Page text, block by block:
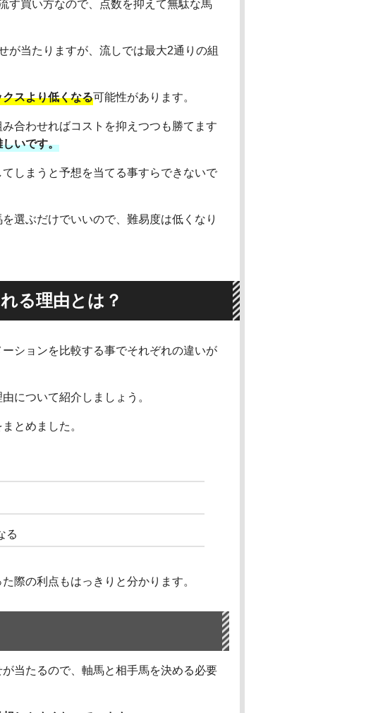
す買い方なので、点数を抑えて無駄な馬
が当たりますが、流しでは最大2通りの組
スより低くなる可能性があります。
合わせればコストを抑えつつも勝てます
いです。
しまうと予想を当てる事すらできないで
選ぶだけでいいので、難易度は低くなり
る理由とは？
ションを比較する事でそれぞれの違いが
について紹介しましょう。
とめました。
る
際の利点もはっきりと分かります。
当たるので、軸馬と相手馬を決める必要